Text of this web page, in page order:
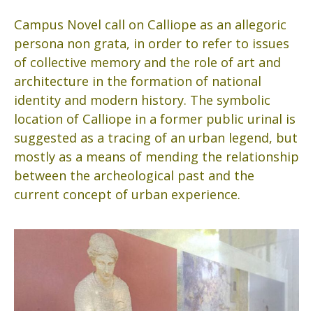
Campus Novel call on Calliope as an allegoric
persona non grata, in order to refer to issues
of collective memory and the role of art and
architecture in the formation of national
identity and modern history. The symbolic
location of Calliope in a former public urinal is
suggested as a tracing of an urban legend, but
mostly as a means of mending the relationship
between the archeological past and the
current concept of urban experience.